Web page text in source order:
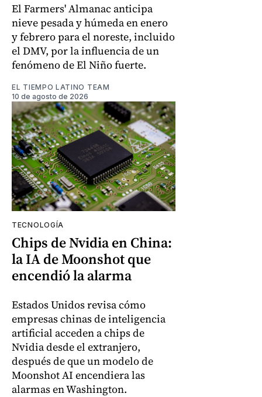
El Farmers' Almanac anticipa
nieve pesada y húmeda en enero
y febrero para el noreste, incluido
el DMV, por la influencia de un
fenómeno de El Niño fuerte.
EL TIEMPO LATINO TEAM
10 de agosto de 2026
TECNOLOGÍA
Chips de Nvidia en China:
la IA de Moonshot que
encendió la alarma
Estados Unidos revisa cómo
empresas chinas de inteligencia
artificial acceden a chips de
Nvidia desde el extranjero,
después de que un modelo de
Moonshot AI encendiera las
alarmas en Washington.